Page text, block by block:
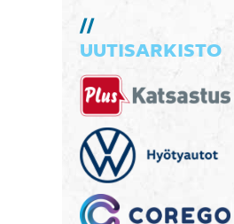
UUTISARKISTO